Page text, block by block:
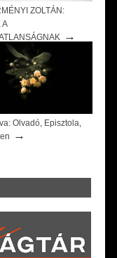
ZOLTÁN:
→
Olvadó, Episztola,
→